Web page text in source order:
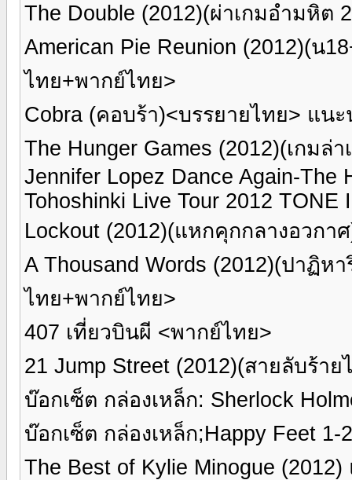
The Double (2012)(ผ่าเกมอำมหิต
American Pie Reunion (2012)(น
ไทย+พากย์ไทย>
Cobra (คอบร้า)<บรรยายไทย> แน
The Hunger Games (2012)(เกมล่
Jennifer Lopez Dance Again-The
Tohoshinki Live Tour 2012 TONE
Lockout (2012)(แหกคุกกลางอวกา
A Thousand Words (2012)(ปาฏิห
ไทย+พากย์ไทย>
407 เที่ยวบินผี <พากย์ไทย>
21 Jump Street (2012)(สายลับร้า
บ๊อกเซ็ต กล่องเหล็ก: Sherlock
บ๊อกเซ็ต กล่องเหล็ก;Happy Feet
The Best of Kylie Minogue